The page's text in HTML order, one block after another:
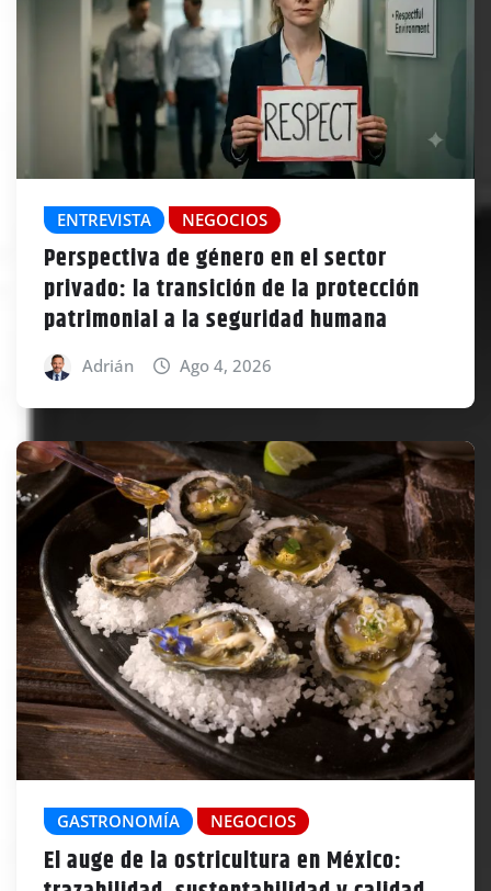
ENTREVISTA NEGOCIOS
Perspectiva de género en el sector
privado: la transición de la protección
patrimonial a la seguridad humana
Adrián Ago 4, 2026
GASTRONOMÍA NEGOCIOS
El auge de la ostricultura en México: